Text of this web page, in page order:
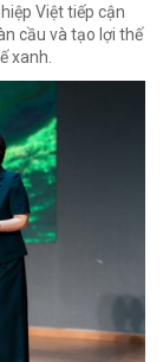
Việt tiếp cận
cầu và tạo lợi thế
xanh.